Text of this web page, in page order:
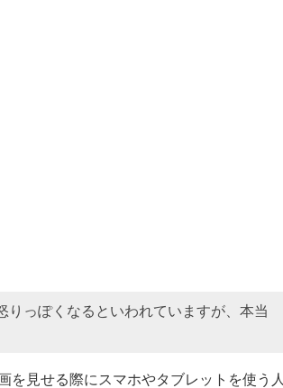
っぽくなるといわれていますが、本当
を見せる際にスマホやタブレットを使う人